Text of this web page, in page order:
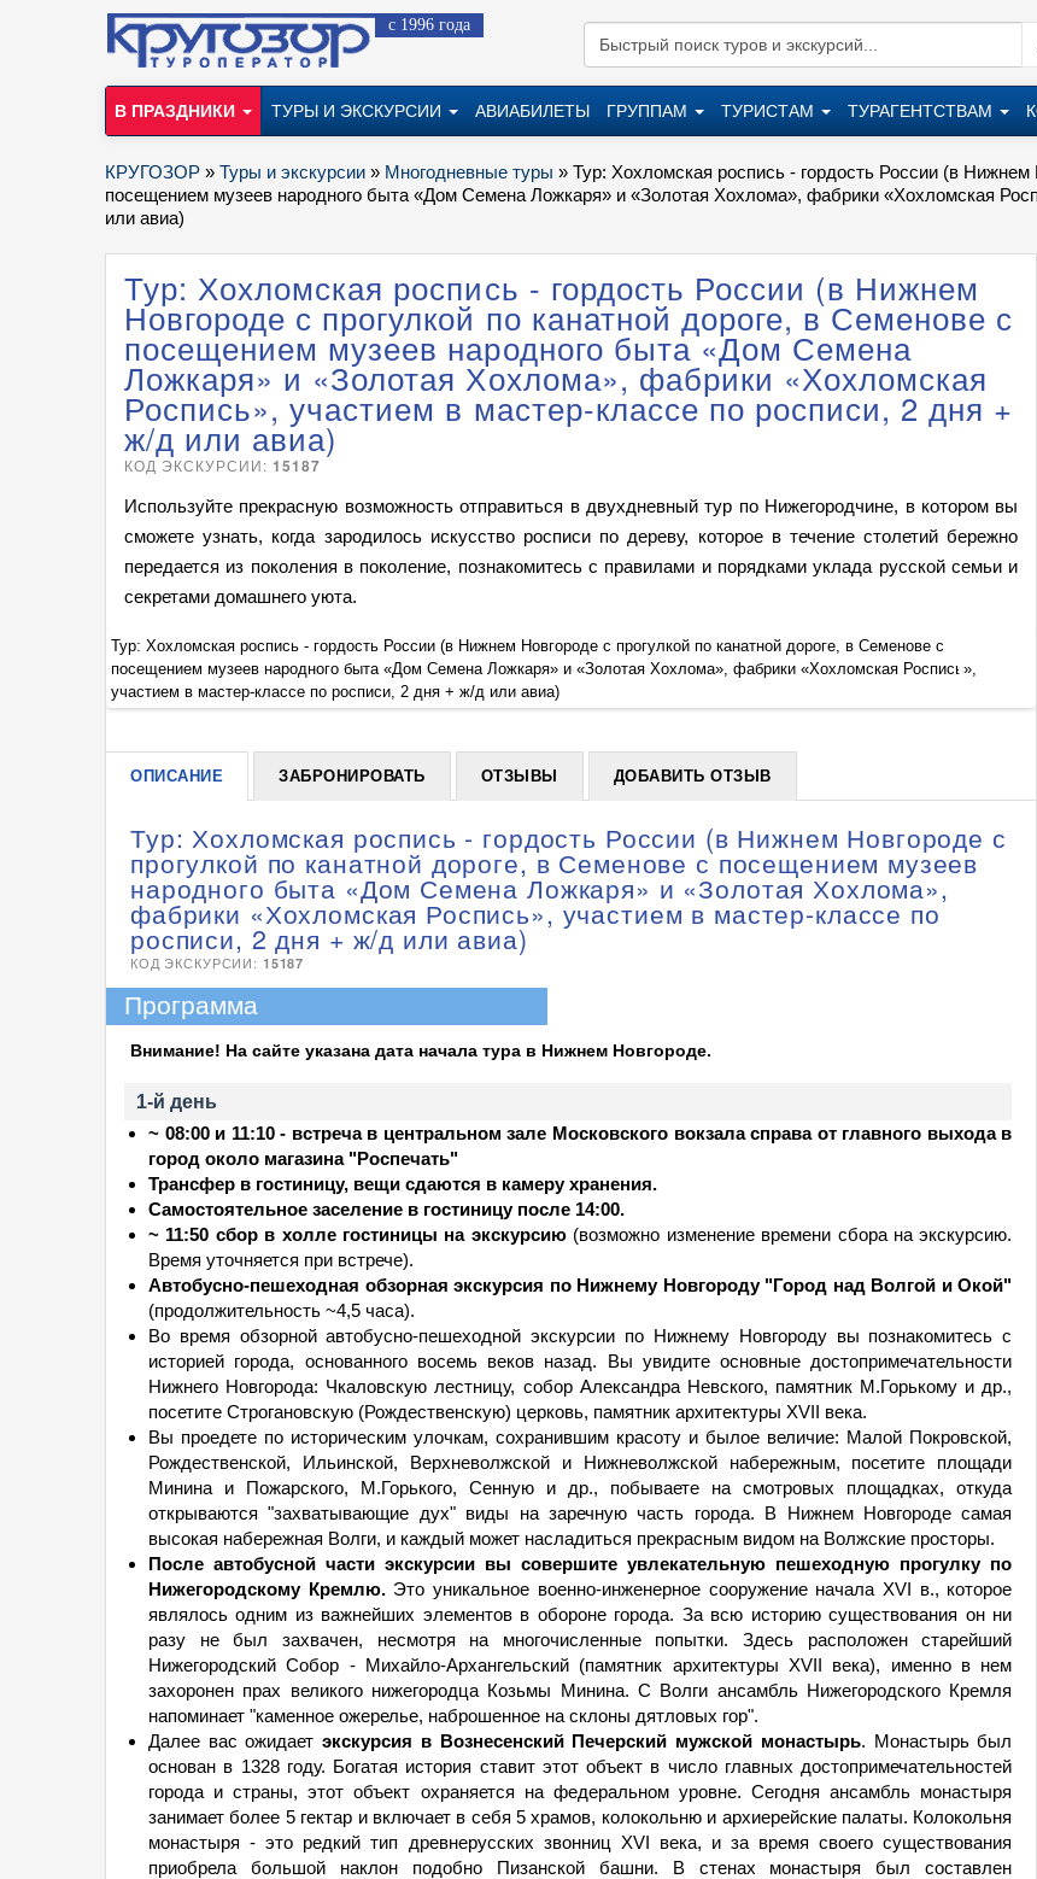
с 1996 года
В ПРАЗДНИКИ ТУРЫ И ЭКСКУРСИИ АВИАБИЛЕТЫ ГРУППАМ ТУРИСТАМ ТУРАГЕНТСТВАМ
КРУГОЗОР » Туры и экскурсии » Многодневные туры » Тур: Хохломская роспись - гордость России (в Нижнем
посещением музеев народного быта «Дом Семена Ложкаря» и «Золотая Хохлома», фабрики «Хохломская
или авиа)
Тур: Хохломская роспись - гордость России (в Нижнем
Новгороде с прогулкой по канатной дороге, в Семенове с
посещением музеев народного быта «Дом Семена
Ложкаря» и «Золотая Хохлома», фабрики «Хохломская
Роспись», участием в мастер-классе по росписи, 2 дня +
ж/д или авиа)
КОД ЭКСКУРСИИ: 15187
Используйте прекрасную возможность отправиться в двухдневный тур по Нижегородчине, в котором вы
сможете узнать, когда зародилось искусство росписи по дереву, которое в течение столетий бережно
передается из поколения в поколение, познакомитесь с правилами и порядками уклада русской семьи и
секретами домашнего уюта.
+
Тур: Хохломская роспись - гордость России (в Нижнем Новгороде с прогулкой по канатной дороге, в Семенове с
посещением музеев народного быта «Дом Семена Ложкаря» и «Золотая Хохлома», фабрики «Хохломская Роспись»,
участием в мастер-классе по росписи, 2 дня + ж/д или авиа)
ОПИСАНИЕ ЗАБРОНИРОВАТЬ ОТЗЫВЫ ДОБАВИТЬ ОТЗЫВ
Тур: Хохломская роспись - гордость России (в Нижнем Новгороде с
прогулкой по канатной дороге, в Семенове с посещением музеев
народного быта «Дом Семена Ложкаря» и «Золотая Хохлома»,
фабрики «Хохломская Роспись», участием в мастер-классе по
росписи, 2 дня + ж/д или авиа)
КОД ЭКСКУРСИИ: 15187
Программа
Внимание! На сайте указана дата начала тура в Нижнем Новгороде.
1-й день
~ 08:00 и 11:10 - встреча в центральном зале Московского вокзала справа от главного выхода в
город около магазина "Роспечать"
Трансфер в гостиницу, вещи сдаются в камеру хранения.
Самостоятельное заселение в гостиницу после 14:00.
~ 11:50 сбор в холле гостиницы на экскурсию(возможно изменение времени сбора на экскурсию.
Время уточняется при встрече).
Автобусно-пешеходная обзорная экскурсия по Нижнему Новгороду "Город над Волгой и Окой"
(продолжительность ~4,5 часа).
Во время обзорной автобусно-пешеходной экскурсии по Нижнему Новгороду вы познакомитесь с
историей города, основанного восемь веков назад. Вы увидите основные достопримечательности
Нижнего Новгорода: Чкаловскую лестницу, собор Александра Невского, памятник М.Горькому и др.,
посетите Строгановскую (Рождественскую) церковь, памятник архитектуры ХVII века.
Вы проедете по историческим улочкам, сохранившим красоту и былое величие: Малой Покровской,
Рождественской, Ильинской, Верхневолжской и Нижневолжской набережным, посетите площади
Минина и Пожарского, М.Горького, Сенную и др., побываете на смотровых площадках, откуда
открываются "захватывающие дух" виды на заречную часть города. В Нижнем Новгороде самая
высокая набережная Волги, и каждый может насладиться прекрасным видом на Волжские просторы.
После автобусной части экскурсии вы совершите увлекательную пешеходную прогулку по
Нижегородскому Кремлю.Это уникальное военно-инженерное сооружение начала XVI в., которое
являлось одним из важнейших элементов в обороне города. За всю историю существования он ни
разу не был захвачен, несмотря на многочисленные попытки. Здесь расположен старейший
Нижегородский Собор - Михайло-Архангельский (памятник архитектуры ХVII века), именно в нем
захоронен прах великого нижегородца Козьмы Минина. С Волги ансамбль Нижегородского Кремля
напоминает "каменное ожерелье, наброшенное на склоны дятловых гор".
Далее вас ожидаетэкскурсия в Вознесенский Печерский мужской монастырь. Монастырь был
основан в 1328 году. Богатая история ставит этот объект в число главных достопримечательностей
города и страны, этот объект охраняется на федеральном уровне. Сегодня ансамбль монастыря
занимает более 5 гектар и включает в себя 5 храмов, колокольню и архиерейские палаты. Колокольня
монастыря - это редкий тип древнерусских звонниц ХVI века, и за время своего существования
приобрела большой наклон подобно Пизанской башни. В стенах монастыря был составлен